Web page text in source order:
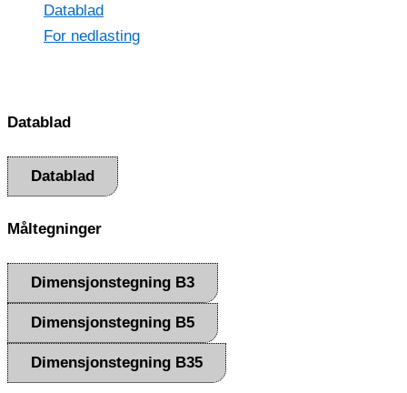
Datablad
For nedlasting
Datablad
Datablad
Måltegninger
Dimensjonstegning B3
Dimensjonstegning B5
Dimensjonstegning B35